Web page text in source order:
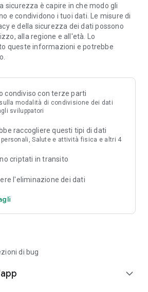
cui effettuare la prestazione.
visita o dell’esame.
dall’app in tutta sicurezza e velocità.
per i tuoi familiari, anche se
potrai gestire o disdire le
tue necessità.
mano. Scarica l’APP Gruppo San
accessibility
sicurezza è capire in che modo gli
e condividono i tuoi dati. Le misure di
e della sicurezza dei dati possono
alla regione e all'età. Lo
queste informazioni e potrebbe
condiviso con terze parti
sulla modalità di condivisione dei dati
sviluppatori
raccogliere questi tipi di dati
personali, Salute e attività fisica e altri 4
criptati in transito
l'eliminazione dei dati
di bug
expand_more